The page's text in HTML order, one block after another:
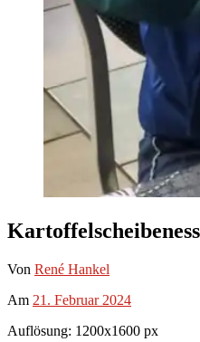
Von René Hankel
Am 21. Februar 2024
Auflösung: 1200x1600 px